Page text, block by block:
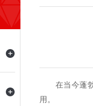
在当今蓬勃
用。